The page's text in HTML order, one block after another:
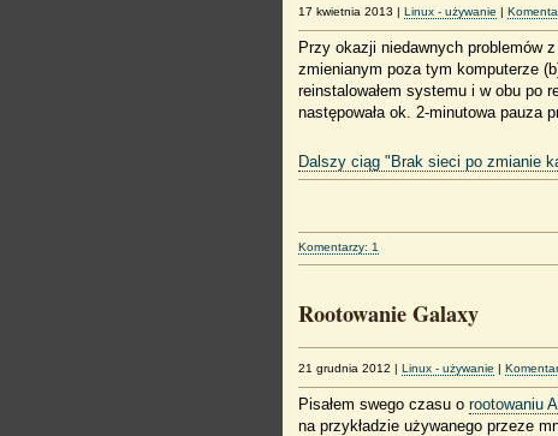
17 kwietnia 2013 | Linux - używanie |
Przy okazji niedawnych problemów
zmienianym poza tym komputerze
reinstalowałem systemu i w obu po
następowała ok. 2-minutowa pauza
Dalszy ciąg "Brak sieci po zmianie
Komentarzy: 1
Rootowanie Galaxy
21 grudnia 2012 | Linux - używanie |
Pisałem swego czasu o rootowaniu
na przykładzie używanego przeze